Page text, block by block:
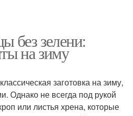
без зелени:
на зиму
заготовка на зиму,
Однако не всегда под рукой
или листья хрена, которые